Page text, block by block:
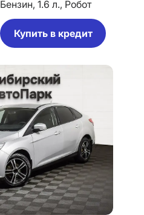
Бензин, 1.6 л., Робот
Купить в кредит